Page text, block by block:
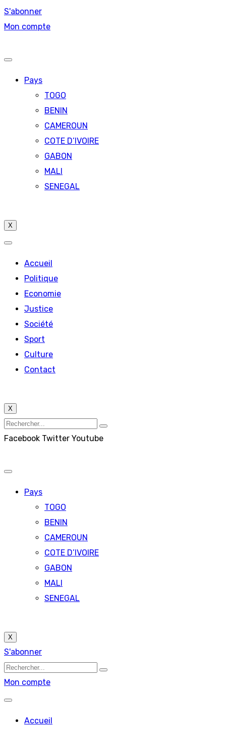
S'abonner
Mon compte
Pays
TOGO
BENIN
CAMEROUN
COTE D’IVOIRE
GABON
MALI
SENEGAL
X
Accueil
Politique
Economie
Justice
Société
Sport
Culture
Contact
X
Facebook Twitter Youtube
Pays
TOGO
BENIN
CAMEROUN
COTE D’IVOIRE
GABON
MALI
SENEGAL
X
S'abonner
Mon compte
Accueil